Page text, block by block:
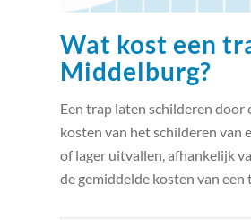
Wat kost een
Middelburg?
Een trap laten schilderen door
kosten van het schilderen van
of lager uitvallen, afhankelijk
de gemiddelde kosten van een